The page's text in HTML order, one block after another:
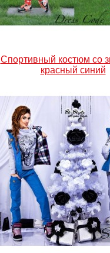
Спортивный костюм со
красный синий